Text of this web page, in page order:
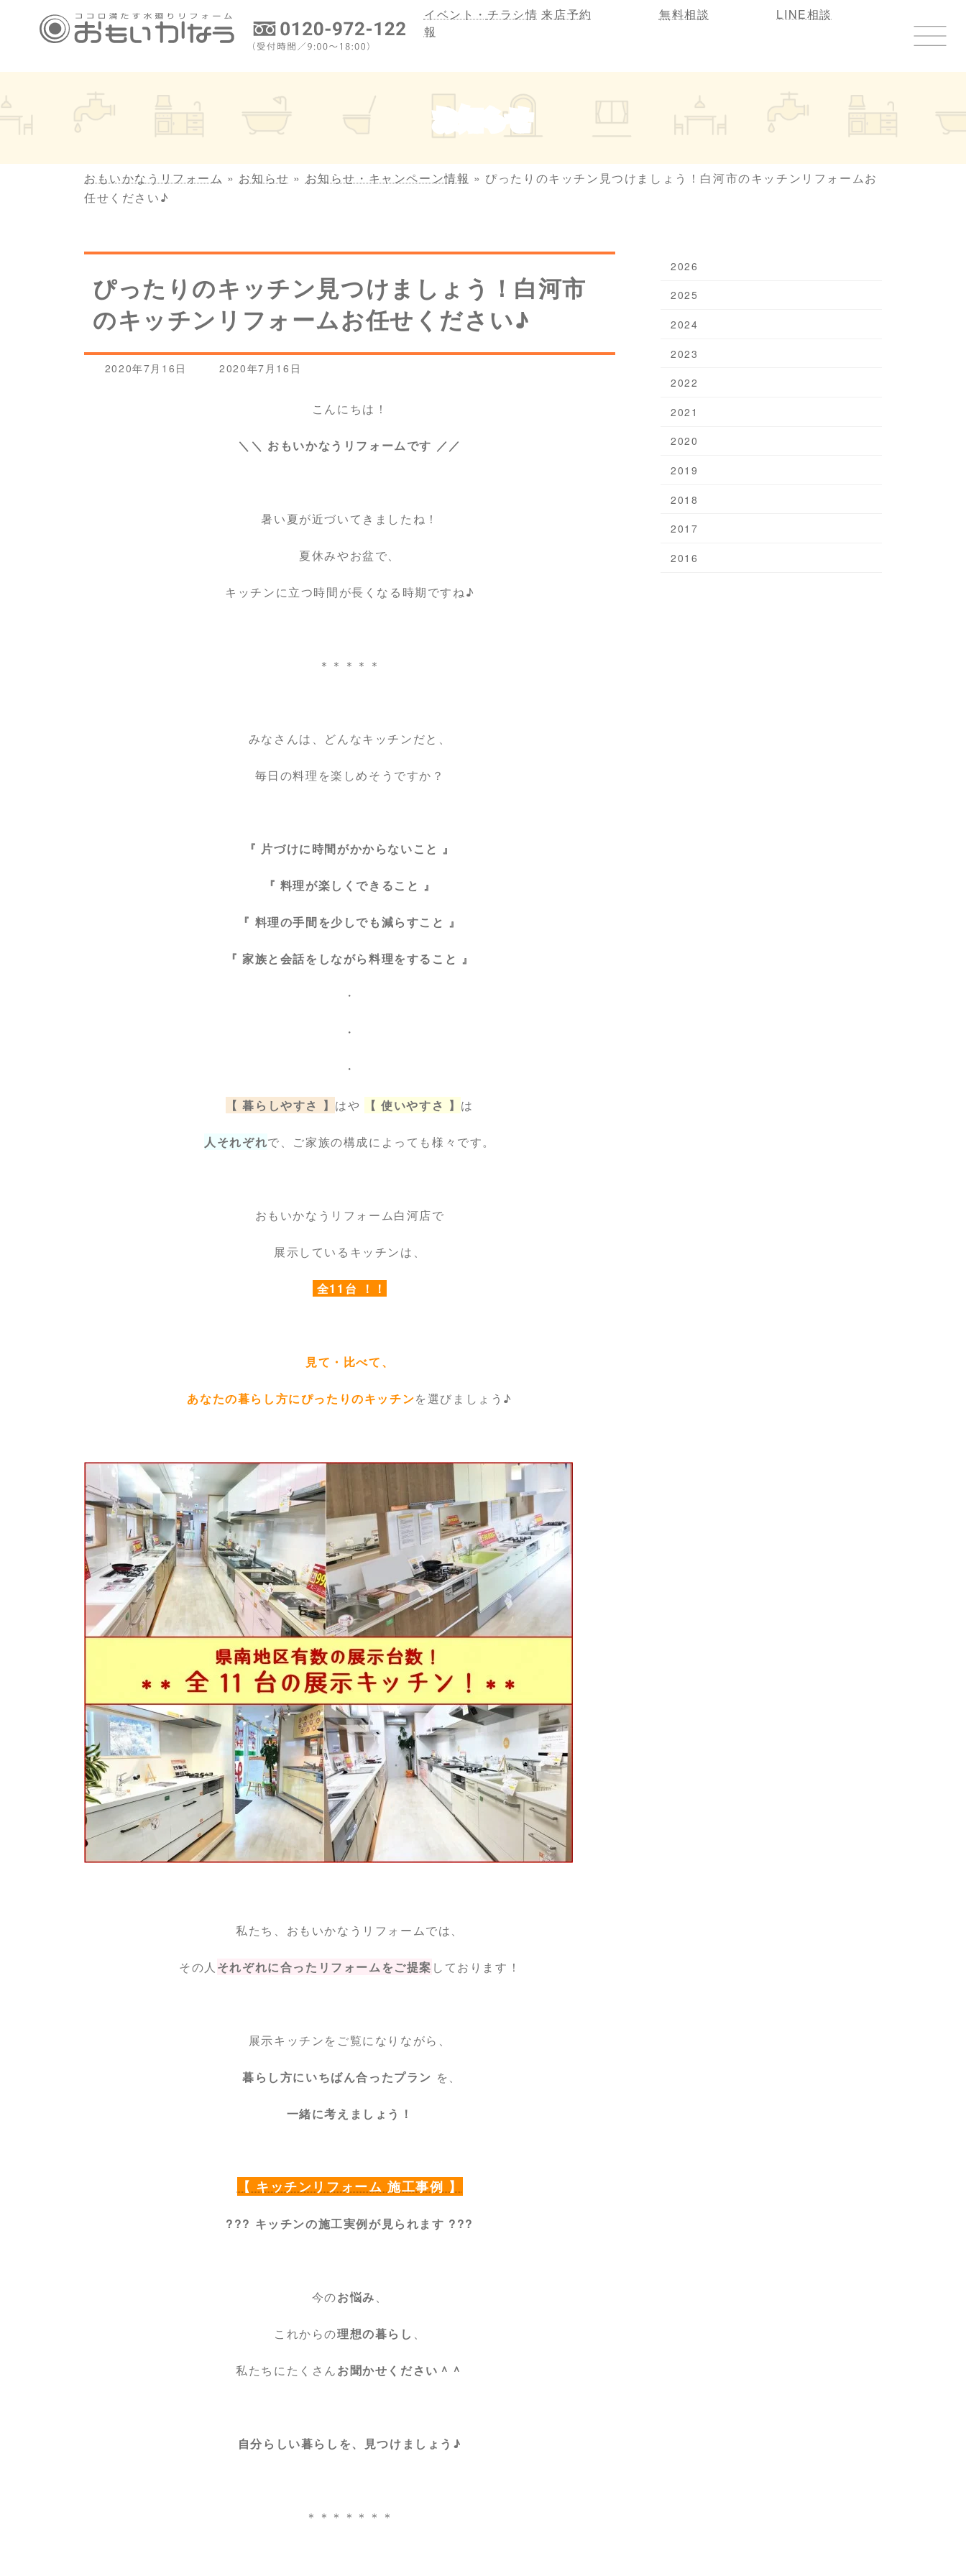
ツ
へ
ス
プ
シ
ョ
ン
動
イベント・ チラシ情
報
来店予約 無料相談 LINE相談
お知らせ
おもいかなうリフォーム » お知らせ » お知らせ・キャンペーン情報 » ぴったりのキッチン見つけましょう！白河市のキッチンリフォームお
任せください♪
ぴったりのキッチン見つけましょう！白河市
のキッチンリフォームお任せください♪
2020年7月16日
最
2020年7月16日
こんにちは！
＼＼ おもいかなうリフォームです ／／
暑い夏が近づいてきましたね！
夏休みやお盆で、
キッチンに立つ時間が長くなる時期ですね♪
＊＊＊＊＊
みなさんは、どんなキッチンだと、
毎日の料理を楽しめそうですか？
『 片づけに時間がかからないこと 』
『 料理が楽しくできること 』
『 料理の手間を少しでも減らすこと 』
『 家族と会話をしながら料理をすること 』
・
・
・
【 暮らしやすさ 】 はや 【 使いやすさ 】 は
人それぞれで、ご家族の構成によっても様々です。
おもいかなうリフォーム白河店で
展示しているキッチンは、
全11台 ！！
見て・比べて、
あなたの暮らし方にぴったりのキッチンを選びましょう♪
私たち、おもいかなうリフォームでは、
その人 それぞれに合ったリフォームをご提案 しております！
展示キッチンをご覧になりながら、
暮らし方にいちばん合ったプラン を、
一緒に考えましょう！
【 キッチンリフォーム 施工事例 】
??? キッチンの施工実例が見られます ???
今のお悩み、
これからの理想の暮らし 、
私たちにたくさんお聞かせください＾＾
自分らしい暮らしを、見つけましょう♪
＊＊＊＊＊＊＊
2026
2025
2024
2023
2022
2021
2020
2019
2018
2017
2016